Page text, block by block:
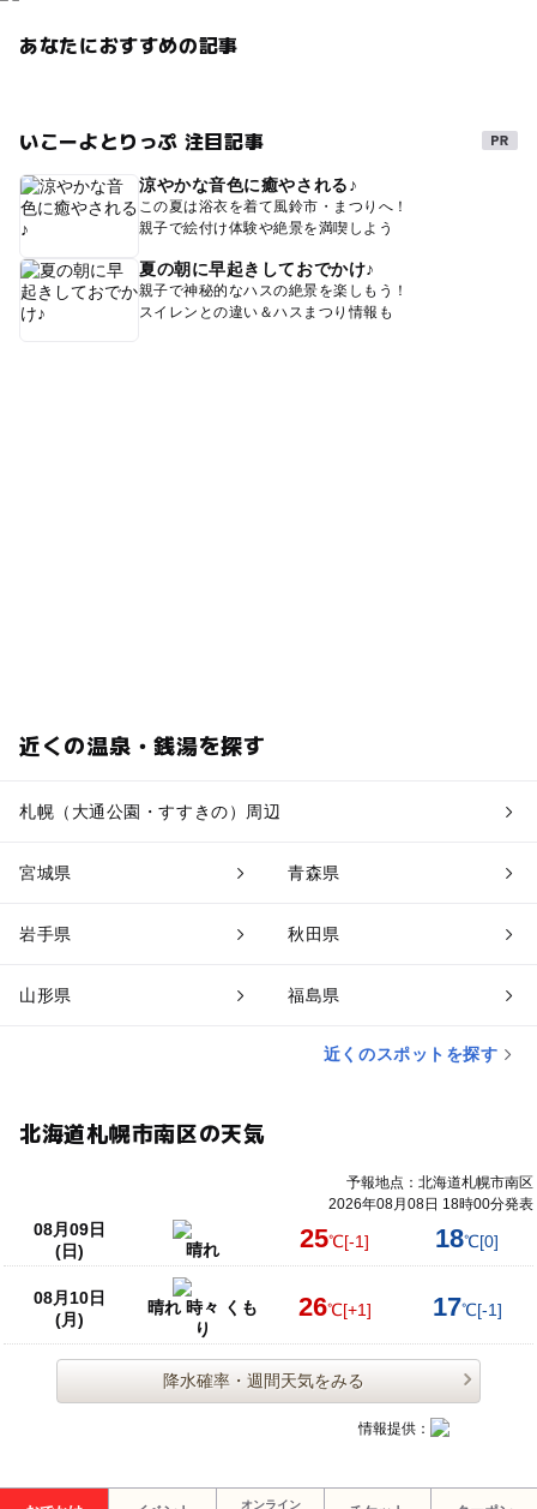
あなたにおすすめの記事
いこーよとりっぷ 注目記事
涼やかな音色に癒やされる♪
この夏は浴衣を着て風鈴市・まつりへ！
親子で絵付け体験や絶景を満喫しよう
夏の朝に早起きしておでかけ♪
親子で神秘的なハスの絶景を楽しもう！
スイレンとの違い＆ハスまつり情報も
近くの温泉・銭湯を探す
札幌（大通公園・すすきの）周辺
宮城県 青森県
岩手県 秋田県
山形県 福島県
近くのスポットを探す
北海道札幌市南区の天気
予報地点：北海道札幌市南区
2026年08月08日 18時00分発表
08月09日
(日)
晴れ 25℃[-1] 18℃[0]
08月10日
(月)
晴れ 時々 くも
り
26℃[+1] 17℃[-1]
降水確率・週間天気をみる
情報提供：
オンライン